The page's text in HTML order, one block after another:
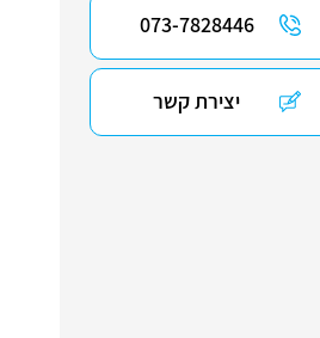
073-7828446
יצירת קשר